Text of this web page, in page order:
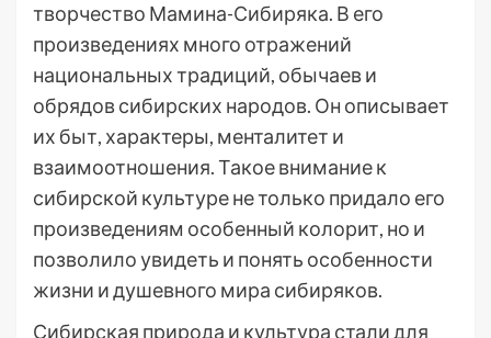
творчество Мамина-Сибиряка. В его
произведениях много отражений
национальных традиций, обычаев и
обрядов сибирских народов. Он описывает
их быт, характеры, менталитет и
взаимоотношения. Такое внимание к
сибирской культуре не только придало его
произведениям особенный колорит, но и
позволило увидеть и понять особенности
жизни и душевного мира сибиряков.
Сибирская природа и культура стали для